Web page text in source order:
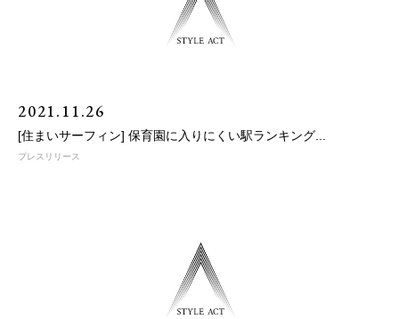
2021.11.26
[住まいサーフィン] 保育園に入りにくい駅ランキング...
プレスリリース